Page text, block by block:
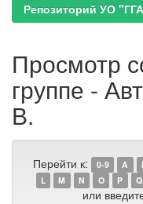
Репозиторий УО
Просмотр
группе -
В.
Перейти к: 0-9 A
L
M N O P Q
или